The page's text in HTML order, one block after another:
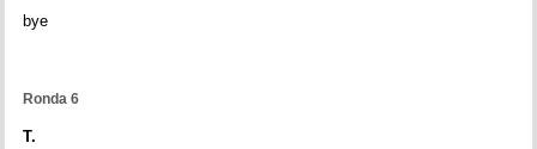
bye
Ronda 6
T.